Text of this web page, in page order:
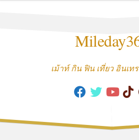
เม้าท์ กิน ฟิน เที่ยว อินเท